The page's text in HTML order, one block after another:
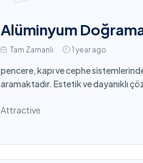
Alüminyum
Tam Zamanlı 1 year ago
pencere, kapı ve cephe
aramaktadır. Estetik ve dayanıklı
Attractive